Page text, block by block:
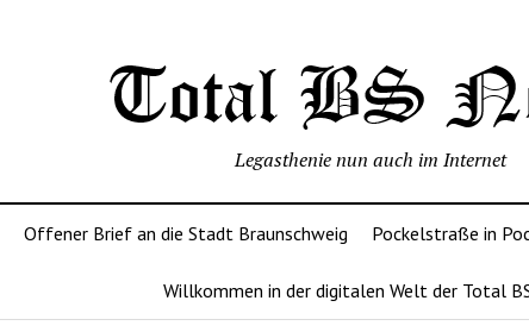
Legasthenie nun auch im Internet
Offener Brief an die Stadt Braunschweig Pockelstraße in
Willkommen in der digitalen Welt der Total